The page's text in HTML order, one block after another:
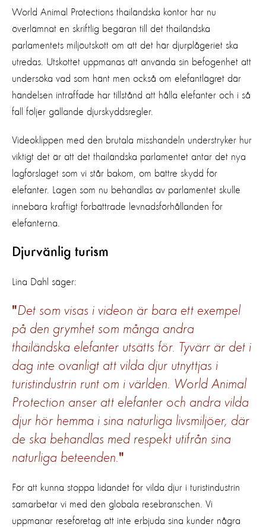
World Animal Protections thailändska kontor har nu
överlämnat en skriftlig begäran till det thailändska
parlamentets miljöutskott om att det här djurplågeriet ska
utredas. Utskottet uppmanas att använda sin befogenhet att
undersöka vad som hänt men också om elefantlägret där
händelsen inträffade har tillstånd att hålla elefanter och i så
fall följer gällande djurskyddsregler.
Videoklippen med den brutala misshandeln understryker hur
viktigt det är att det thailändska parlamentet antar det nya
lagförslaget som vi står bakom, om bättre skydd för
elefanter. Lagen som nu behandlas av parlamentet skulle
innebära kraftigt förbättrade levnadsförhållanden för
elefanterna.
Djurvänlig turism
Lina Dahl säger:
Det som visas i videon är bara ett exempel
på den grymhet som många andra
thailändska elefanter utsätts för. Tyvärr är det i
dag inte ovanligt att vilda djur utnyttjas i
turistindustrin runt om i världen. World Animal
Protection anser att elefanter och andra vilda
djur hör hemma i sina naturliga livsmiljöer, där
de ska behandlas med respekt utifrån sina
naturliga beteenden.
För att kunna stoppa lidandet för vilda djur i turistindustrin
samarbetar vi med den globala resebranschen. Vi
uppmanar reseföretag att inte erbjuda sina kunder några